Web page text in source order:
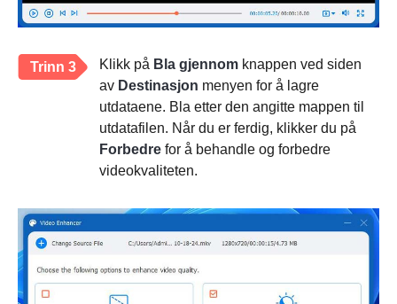
Trinn 3 Klikk på Bla gjennom knappen ved siden
av Destinasjon menyen for å lagre
utdataene. Bla etter den angitte mappen til
utdatafilen. Når du er ferdig, klikker du på
Forbedre for å behandle og forbedre
videokvaliteten.